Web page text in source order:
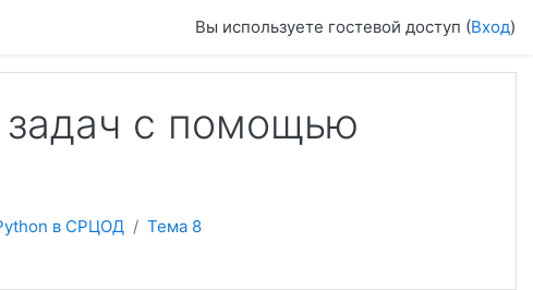
Вы используете гостевой доступ (Вход)
с помощью
в СРЦОД
Тема 8